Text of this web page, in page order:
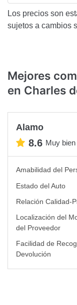
Los precios son
sujetos a cambios
Mejores
en Charles
Alamo
8.6 Muy bien
Amabilidad del
Estado del Auto
Relación Calidad-
Localización del
del Proveedor
Facilidad de
Devolución